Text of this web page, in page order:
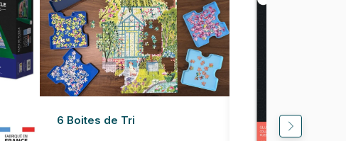
6 Boites de Tri